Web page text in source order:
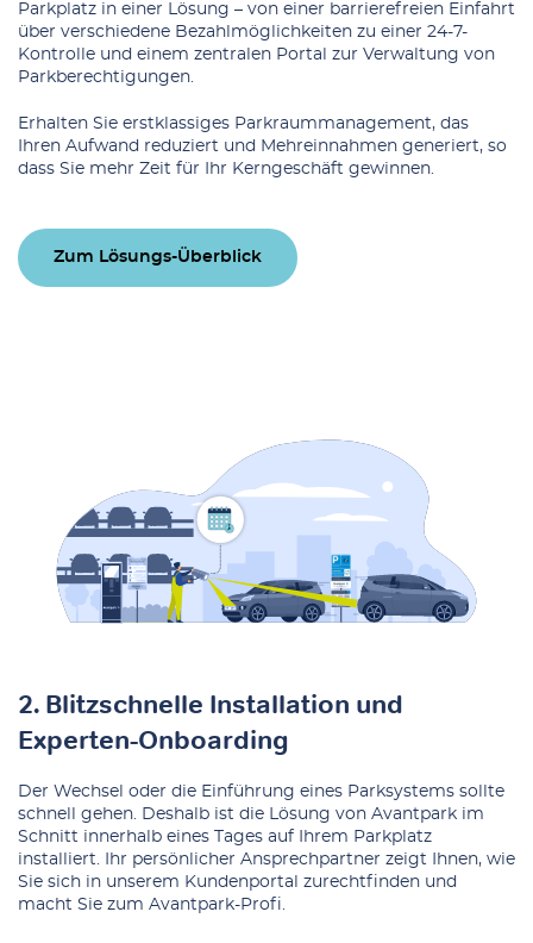
Parkplatz in einer Lösung – von einer barrierefreien Einfahrt
über verschiedene Bezahlmöglichkeiten zu einer 24-7-
Kontrolle und einem zentralen Portal zur Verwaltung von
Parkberechtigungen.
Erhalten Sie erstklassiges Parkraummanagement, das
Ihren Aufwand reduziert und Mehreinnahmen generiert, so
dass Sie mehr Zeit für Ihr Kerngeschäft gewinnen.
Zum Lösungs-Überblick
2. Blitzschnelle Installation und
Experten-Onboarding
Der Wechsel oder die Einführung eines Parksystems sollte
schnell gehen. Deshalb ist die Lösung von Avantpark im
Schnitt innerhalb eines Tages auf Ihrem Parkplatz
installiert. Ihr persönlicher Ansprechpartner zeigt Ihnen, wie
Sie sich in unserem Kundenportal zurechtfinden und
macht Sie zum Avantpark-Profi.